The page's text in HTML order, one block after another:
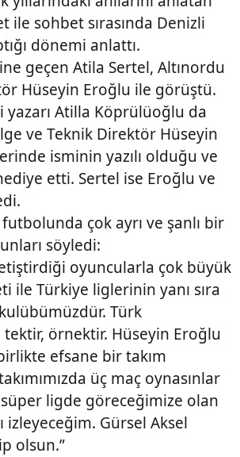
ile sohbet sırasında Denizli
dönemi anlattı.
geçen Atila Sertel, Altınordu
Hüseyin Eroğlu ile görüştü.
yazarı Atilla Köprülüoğlu da
ve Teknik Direktör Hüseyin
isminin yazılı olduğu ve
etti. Sertel ise Eroğlu ve
çok ayrı ve şanlı bir
söyledi:
oyuncularla çok büyük
ile Türkiye liglerinin yanı sıra
Türk
örnektir. Hüseyin Eroğlu
efsane bir takım
üç maç oynasınlar
ligde göreceğimize olan
izleyeceğim. Gürsel Aksel
olsun.”